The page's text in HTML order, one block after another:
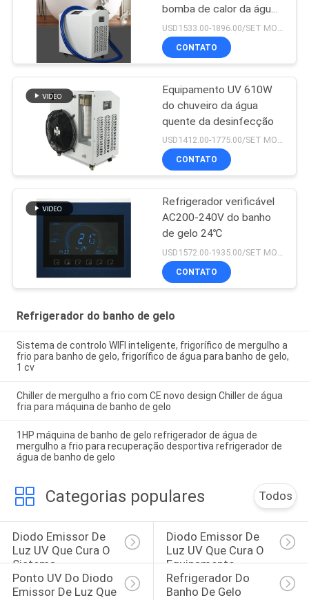
bomba de calor da água
da recuperação do
esporte
CONTATO
Equipamento UV 610W
do chuveiro da água
quente da desinfecção
USD1412.00-1775.00/SET MOQ:1SET
CONTATO
Refrigerador verificável
AC200-240V do banho
de gelo 24℃
USD1572.00-1935.00/SET MOQ:1SET
CONTATO
Refrigerador do banho de gelo
Sistema de controlo WIFI inteligente, frigorífico de mergulho a
frio para banho de gelo, frigorífico de água para banho de gelo,
1 cv
Chiller de mergulho a frio com CE novo design Chiller de água
fria para máquina de banho de gelo
1HP máquina de banho de gelo refrigerador de água de
mergulho a frio para recuperação desportiva refrigerador de
água de banho de gelo
Categorias populares Todos
Diodo Emissor De
Luz UV Que Cura O
Sistema
Diodo Emissor De
Luz UV Que Cura O
Equipamento
Ponto UV Do Diodo
Emissor De Luz Que
Refrigerador Do
Banho De Gelo